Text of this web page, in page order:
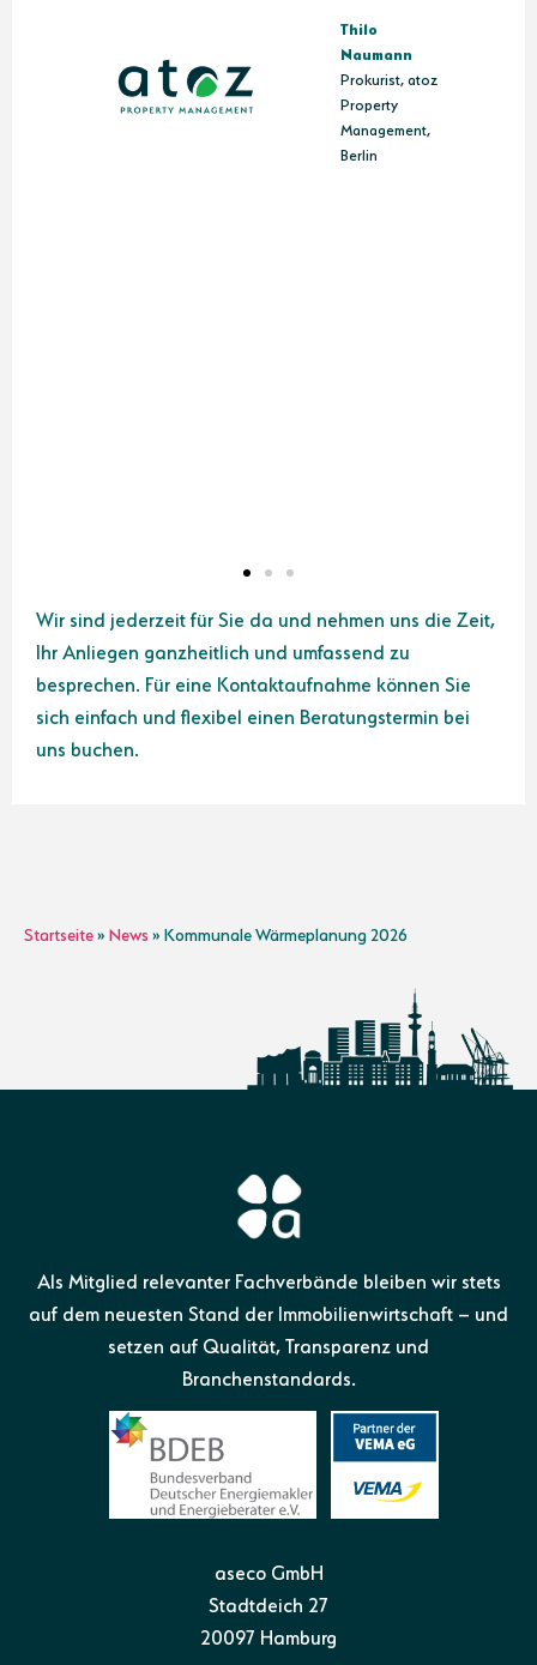
Prokurist, atoz
Property
Wir sind jederzeit für Sie da und nehmen uns die Zeit,
Ihr Anliegen ganzheitlich und umfassend zu
besprechen. Für eine Kontaktaufnahme können Sie
sich einfach und flexibel einen Beratungstermin bei
uns buchen.
Startseite» News » Kommunale Wärmeplanung 2026
Als Mitglied relevanter Fachverbände bleiben wir stets
auf dem neuesten Stand der Immobilienwirtschaft – und
setzen auf Qualität, Transparenz und
Branchenstandards.
aseco GmbH
Stadtdeich 27
20097 Hamburg